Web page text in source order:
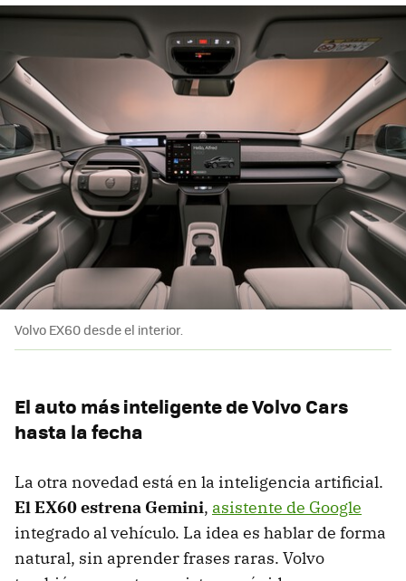
Volvo EX60 desde el interior.
El auto más inteligente de Volvo Cars
hasta la fecha
La otra novedad está en la inteligencia artificial.
ElEX60 estrena Gemini, asistente de Google
integrado al vehículo. La idea es hablar de forma
natural, sin aprender frases raras. Volvo